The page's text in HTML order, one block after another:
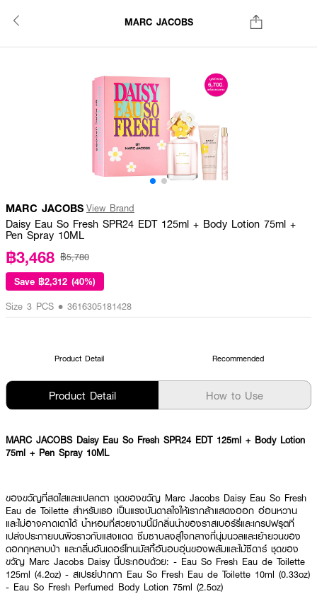
MARC JACOBS
MARC JACOBS View Brand
Daisy Eau So Fresh SPR24 EDT 125ml + Body Lotion 75ml +
Pen Spray 10ML
฿3,468 ฿5,780
Save ฿2,312 (40%)
Size 3 PCS • 3616305181428
Product Detail Recommended
Product Detail How to Use
MARC JACOBS Daisy Eau So Fresh SPR24 EDT 125ml + Body Lotion
75ml + Pen Spray 10ML
ของขวัญที่สดใสและแปลกตา ชุดของขวัญ Marc Jacobs Daisy Eau So Fresh
Eau de Toilette สำหรับเธอ เป็นแรงบันดาลใจให้เรากล้าแสดงออก อ่อนหวาน
และไม่อาจคาดเดาได้ น้ำหอมที่สวยงามนี้มีกลิ่นนำของราสเบอร์รี่และเกรปฟรุตที่
เปล่งประกายบนผิวราวกับแสงแดด ซึมซาบลงสู่ใจกลางที่นุ่มนวลและเย้ายวนของ
ดอกกุหลาบป่า และกลิ่นอันเดอร์โทนมัสกี้อันอบอุ่นของพลัมและไม้ซีดาร์ ชุดของ
ขวัญ Marc Jacobs Daisy นี้ประกอบด้วย: - Eau So Fresh Eau de Toilette
125ml (4.2oz) - สเปรย์ปากกา Eau So Fresh Eau de Toilette 10ml (0.33oz)
- Eau So Fresh Perfumed Body Lotion 75ml (2.5oz)